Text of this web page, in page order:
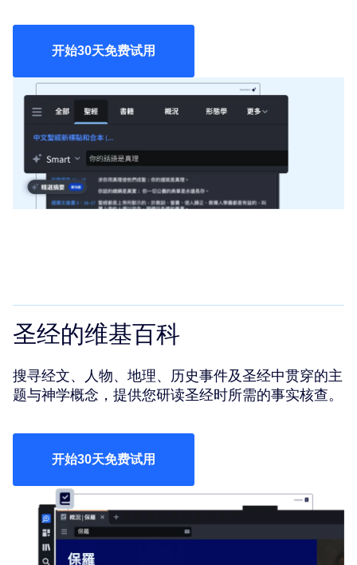
开始30天免费试用
圣经的维基百科
搜寻经文、人物、地理、历史事件及圣经中贯穿的主
题与神学概念，提供您研读圣经时所需的事实核查。
开始30天免费试用